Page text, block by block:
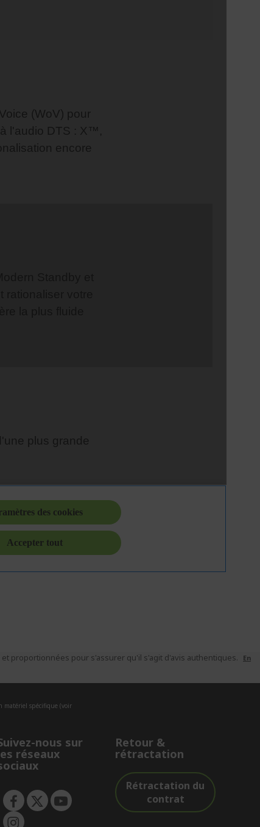
proportionnées pour s'assurer qu'il s'agit d'avis authentiques.
En
matériel spécifique (voir
nous sur
réseaux
Retour &
rétractation
Rétractation du
contrat